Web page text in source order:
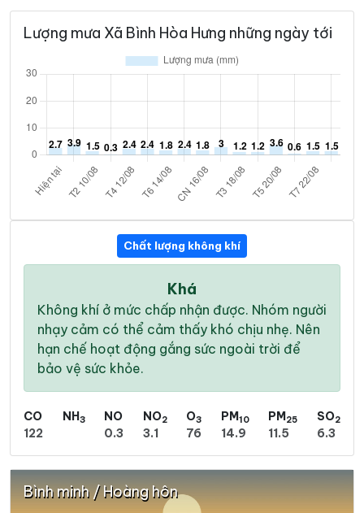
Lượng mưa Xã Bình Hòa Hưng những ngày tới
Chất lượng không khí
Khá
Không khí ở mức chấp nhận được. Nhóm người
nhạy cảm có thể cảm thấy khó chịu nhẹ. Nên
hạn chế hoạt động gắng sức ngoài trời để
bảo vệ sức khỏe.
CO
122
NH3
NO
0.3
NO2
3.1
O3
76
PM10
14.9
PM25
11.5
SO2
6.3
Bình minh / Hoàng hôn